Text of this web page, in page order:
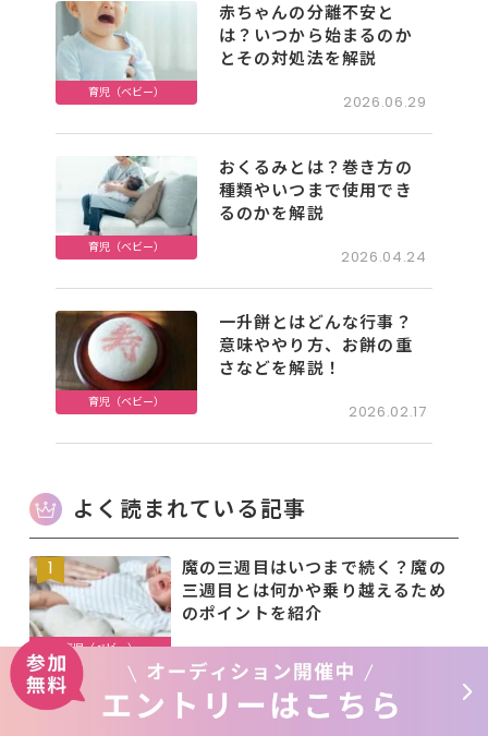
育児（ベビー）
赤ちゃんの分離不安と
は？いつから始まるのか
とその対処法を解説
2026.06.29
育児（ベビー）
おくるみとは？巻き方の
種類やいつまで使用でき
るのかを解説
2026.04.24
育児（ベビー）
一升餅とはどんな行事？
意味ややり方、お餅の重
さなどを解説！
2026.02.17
よく読まれている記事
育児（ベビー）
魔の三週目はいつまで続く？魔の
三週目とは何かや乗り越えるため
のポイントを紹介
2026.01.20
お食い初め（百日祝い）とは？い